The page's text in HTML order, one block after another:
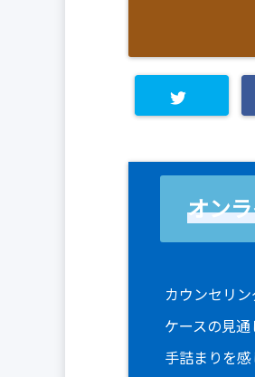
オン
カウンセリ
ケースの見通
手詰まりを感